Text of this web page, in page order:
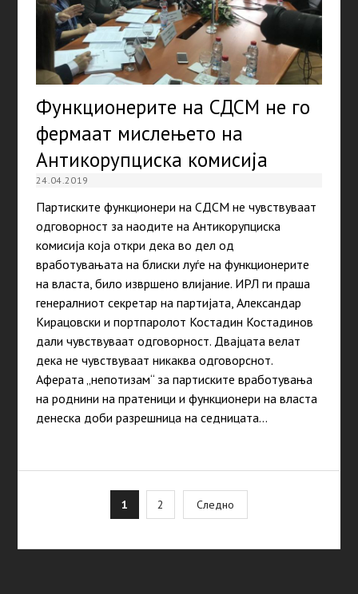
Функционерите на СДСМ не го
фермаат мислењето на
Антикорупциска комисија
24.04.2019
Партиските функционери на СДСМ не чувствуваат
одговорност за наодите на Антикорупциска
комисија која откри дека во дел од
вработувањата на блиски луѓе на функционерите
на власта, било извршено влијание. ИРЛ ги праша
генералниот секретар на партијата, Александар
Кирацовски и портпаролот Костадин Костадинов
дали чувствуваат одговорност. Двајцата велат
дека не чувствуваат никаква одговорснот.
Аферата „непотизам“ за партиските вработувања
на роднини на пратеници и функционери на власта
денеска доби разрешница на седницата…
pagination
1 2 Следно